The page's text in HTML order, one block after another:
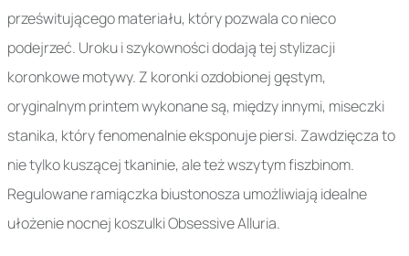
prześwitującego materiału, który pozwala co nieco
podejrzeć. Uroku i szykowności dodają tej stylizacji
koronkowe motywy. Z koronki ozdobionej gęstym,
oryginalnym printem wykonane są, między innymi, miseczki
stanika, który fenomenalnie eksponuje piersi. Zawdzięcza to
nie tylko kuszącej tkaninie, ale też wszytym fiszbinom.
Regulowane ramiączka biustonosza umożliwiają idealne
ułożenie nocnej koszulki Obsessive Alluria.